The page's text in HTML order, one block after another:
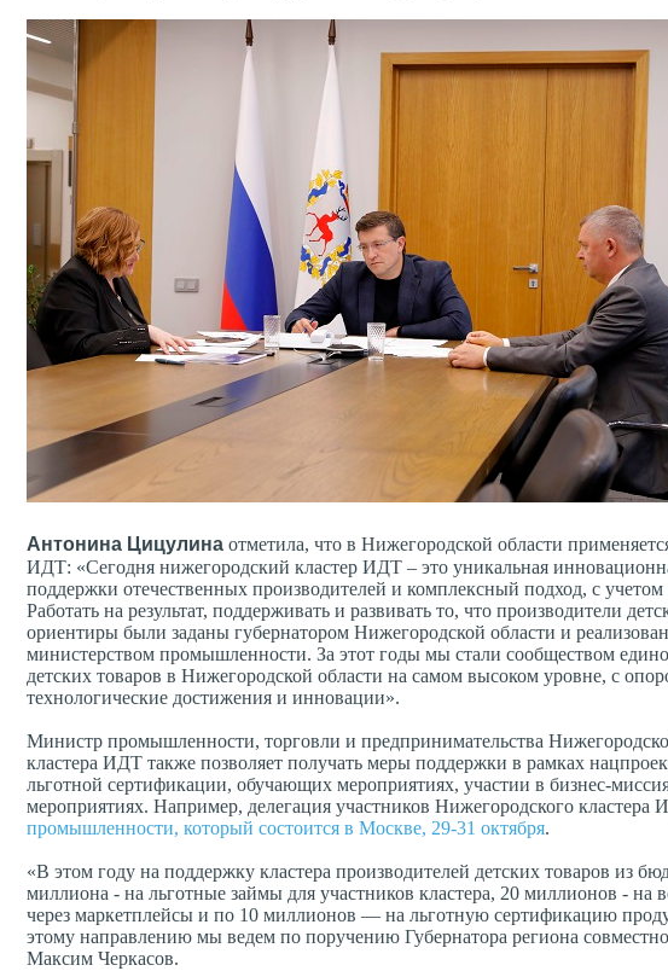
Антонина Цицулина отметила, что в Нижегородской области
ИДТ: «Сегодня нижегородский кластер ИДТ – это уникальная
поддержки отечественных производителей и комплексный подход, с
Работать на результат, поддерживать и развивать то, что производители
ориентиры были заданы губернатором Нижегородской области и
министерством промышленности. За этот годы мы стали сообществом
детских товаров в Нижегородской области на самом высоком уровне, с
технологические достижения и инновации».
Министр промышленности, торговли и предпринимательства
кластера ИДТ также позволяет получать меры поддержки в рамках
льготной сертификации, обучающих мероприятиях, участии в бизнес-
мероприятиях. Например, делегация участников Нижегородского кластера
промышленности, который состоится в Москве, 29-31 октября.
«В этом году на поддержку кластера производителей детских товаров из
миллиона - на льготные займы для участников кластера, 20 миллионов -
через маркетплейсы и по 10 миллионов — на льготную сертификацию
этому направлению мы ведем по поручению Губернатора региона
Максим Черкасов.